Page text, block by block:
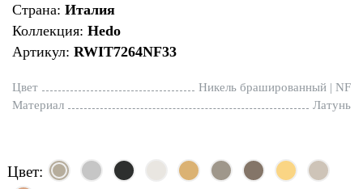
Страна: Италия
Коллекция: Hedo
Артикул: RWIT7264NF33
Цвет
Никель брашированный | NF
Материал
Латунь
Цвет: